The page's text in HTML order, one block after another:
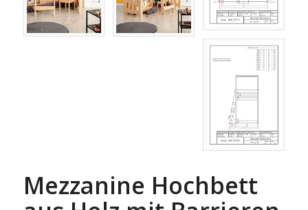
Mezzanine Hochbett